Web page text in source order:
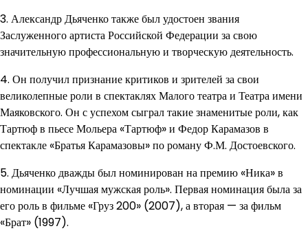
3. Александр Дьяченко также был удостоен звания
Заслуженного артиста Российской Федерации за свою
значительную профессиональную и творческую деятельность.
4. Он получил признание критиков и зрителей за свои
великолепные роли в спектаклях Малого театра и Театра имени
Маяковского. Он с успехом сыграл такие знаменитые роли, как
Тартюф в пьесе Мольера «Тартюф» и Федор Карамазов в
спектакле «Братья Карамазовы» по роману Ф.М. Достоевского.
5. Дьяченко дважды был номинирован на премию «Ника» в
номинации «Лучшая мужская роль». Первая номинация была за
его роль в фильме «Груз 200» (2007), а вторая — за фильм
«Брат» (1997).